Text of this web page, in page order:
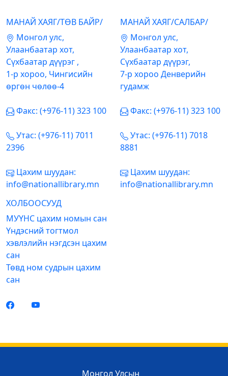
МАНАЙ ХАЯГ/ТӨВ БАЙР/
Mонгол улс,
Улаанбаатар хот,
Сүхбаатар дүүрэг ,
1-р хороо, Чингисийн
өргөн чөлөө-4
Факс: (+976-11) 323 100
Утас: (+976-11) 7011
2396
Цахим шуудан:
info@nationallibrary.mn
МАНАЙ ХАЯГ/САЛБАР/
Mонгол улс,
Улаанбаатар хот,
Сүхбаатар дүүрэг,
7-р хороо Денверийн
гудамж
Факс: (+976-11) 323 100
Утас: (+976-11) 7018
8881
Цахим шуудан:
info@nationallibrary.mn
ХОЛБООСУУД
МУҮНС цахим номын сан
Үндэсний тогтмол
хэвлэлийн нэгдсэн цахим
сан
Төвд ном судрын цахим
сан
Монгол Улсын